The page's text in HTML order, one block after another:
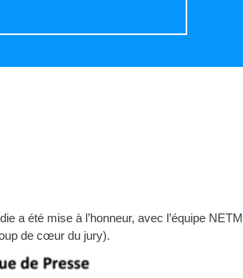
a été mise à l’honneur, avec l’équipe
de cœur du jury).